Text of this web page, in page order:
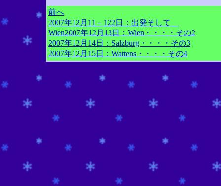
前へ
2007年12月11－122日：出発そして
Wien2007年12月13日：Wien・・・・その2
2007年12月14日：Salzburg・・・・その3
2007年12月15日：Wattens・・・・その4